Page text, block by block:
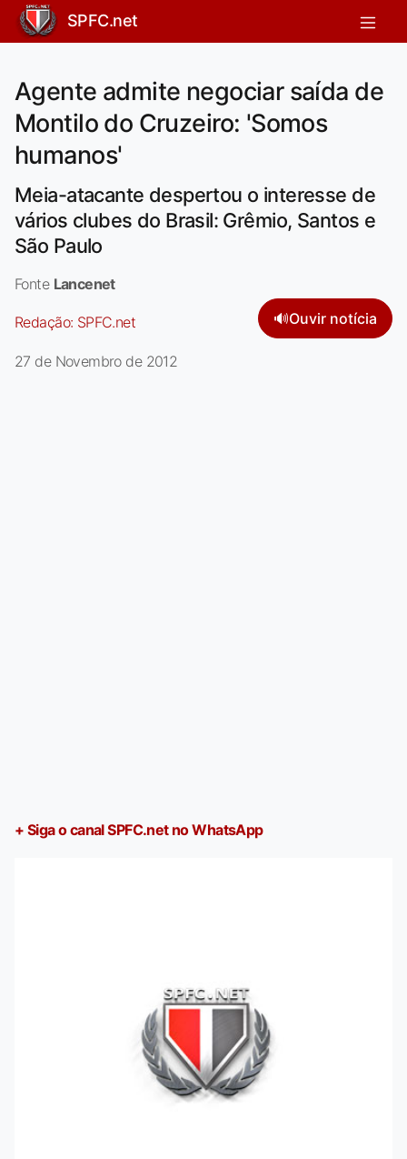
SPFC.net
Agente admite negociar saída de
Montilo do Cruzeiro: 'Somos
humanos'
Meia-atacante despertou o interesse de
vários clubes do Brasil: Grêmio, Santos e
São Paulo
Fonte Lancenet
Redação: SPFC.net 🔊Ouvir notícia
27 de Novembro de 2012
+ Siga o canal SPFC.net no WhatsApp